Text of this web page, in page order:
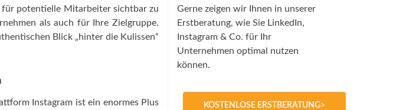
potentielle Mitarbeiter sichtbar zu
als auch für Ihre Zielgruppe.
Blick „hinter die Kulissen“
Instagram ist ein enormes Plus
Gerne zeigen wir Ihnen in unserer
Erstberatung, wie Sie LinkedIn,
Instagram & Co. für Ihr
Unternehmen optimal nutzen
können.
KOSTENLOSE ERSTBERATUNG>